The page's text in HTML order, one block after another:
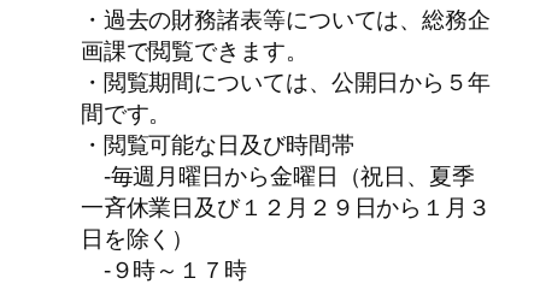
・過去の財務諸表等については、総務企
画課で閲覧できます。
・閲覧期間については、公開日から５年
間です。
・閲覧可能な日及び時間帯
-毎週月曜日から金曜日（祝日、夏季
一斉休業日及び１２月２９日から１月３
日を除く）
-９時～１７時